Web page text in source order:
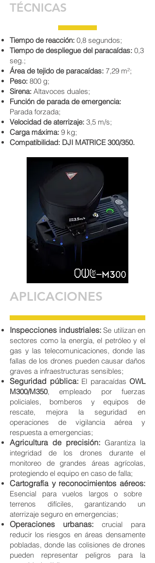
TÉCNICAS
Tiempo de reacción: 0,8 segundos;
Tiempo de despliegue del paracaídas: 0,3
seg.;
Área de tejido de paracaídas: 7,29 m²;
Peso: 800 g;
Sirena: Altavoces duales;
Función de parada de emergencia:
Parada forzada;
Velocidad de aterrizaje: 3,5 m/s;
Carga máxima: 9 kg;​
Compatibilidad: DJI MATRICE 300/350.
APLICACIONES
Inspecciones industriales: Se utilizan en
sectores como la energía, el petróleo y el
gas y las telecomunicaciones, donde las
fallas de los drones pueden causar daños
graves a infraestructuras sensibles;
Seguridad pública:El paracaídas OWL
M300/M350, empleado por fuerzas
policiales, bomberos y equipos de
rescate, mejora la seguridad en
operaciones de vigilancia aérea y
respuesta a emergencias;
Agricultura de precisión: Garantiza la
integridad de los drones durante el
monitoreo de grandes áreas agrícolas,
protegiendo el equipo en caso de falla;
Cartografía y reconocimientos aéreos:
Esencial para vuelos largos o sobre
terrenos difíciles, garantizando un
aterrizaje seguro en emergencias;
Operaciones urbanas: crucial para
reducir los riesgos en áreas densamente
pobladas, donde las colisiones de drones
pueden representar peligros para la